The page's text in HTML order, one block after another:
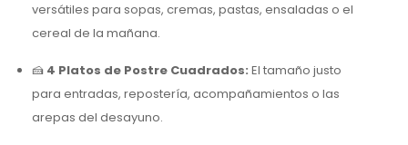
versátiles para sopas, cremas, pastas, ensaladas o el
cereal de la mañana.
🍰 4 Platos de Postre Cuadrados: El tamaño justo
para entradas, repostería, acompañamientos o las
arepas del desayuno.